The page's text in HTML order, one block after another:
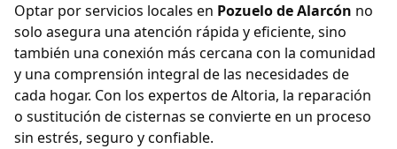
Optar por servicios locales en Pozuelo de Alarcón no
solo asegura una atención rápida y eficiente, sino
también una conexión más cercana con la comunidad
y una comprensión integral de las necesidades de
cada hogar. Con los expertos de Altoria, la reparación
o sustitución de cisternas se convierte en un proceso
sin estrés, seguro y confiable.